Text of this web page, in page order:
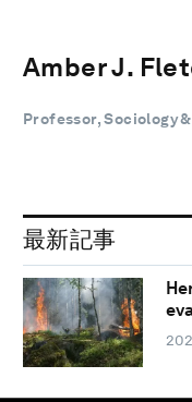
Amber J.
Professor, Sociology
最新記事